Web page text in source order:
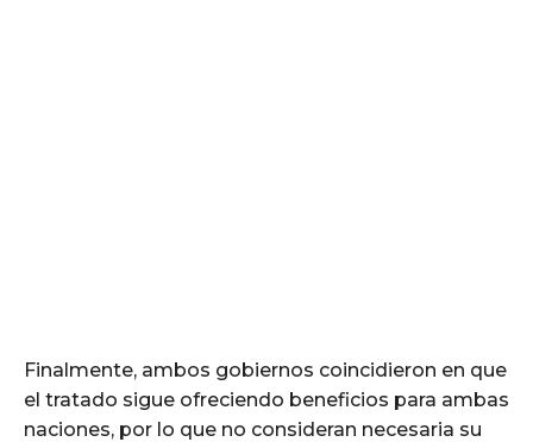
Finalmente, ambos gobiernos coincidieron en que
el tratado sigue ofreciendo beneficios para ambas
naciones, por lo que no consideran necesaria su